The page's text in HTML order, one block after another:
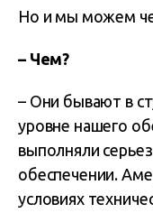
Но и мы можем
– Чем?
– Они бывают в
уровне нашего
выполняли
обеспечении.
условиях